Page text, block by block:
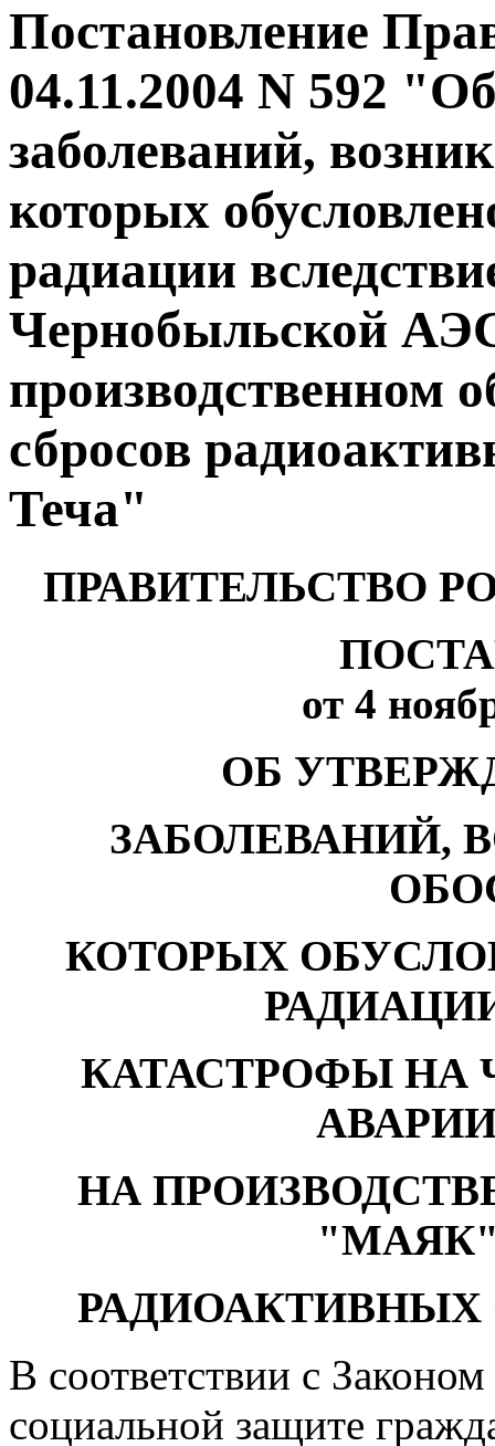
Постановление
04.11.2004 N 592
заболеваний,
которых
радиации
Чернобыльской
производственном
сбросов
Теча"
ПРАВИТЕЛЬСТВО
от 4
ОБ
ЗАБОЛЕВАНИЙ,
КОТОРЫХ
КАТАСТРОФЫ НА
АВАРИИ
НА
РАДИОАКТИВНЫХ
В соответствии с
социальной защите